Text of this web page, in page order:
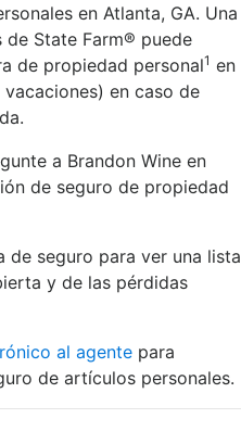
en Atlanta, GA. Una
State Farm® puede
de propiedad personal1 en
en caso de
a Brandon Wine en
de seguro de propiedad
de seguro para ver una lista
y de las pérdidas
al agente para
de artículos personales.